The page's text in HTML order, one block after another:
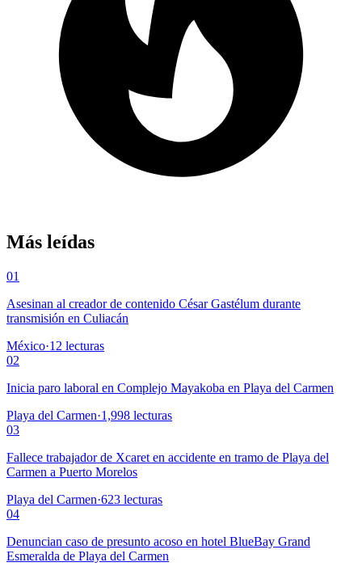
Más leídas
01
Asesinan al creador de contenido César Gastélum durante
transmisión en Culiacán
México·12 lecturas
02
Inicia paro laboral en Complejo Mayakoba en Playa del Carmen
Playa del Carmen·1,998 lecturas
03
Fallece trabajador de Xcaret en accidente en tramo de Playa del
Carmen a Puerto Morelos
Playa del Carmen·623 lecturas
04
Denuncian caso de presunto acoso en hotel BlueBay Grand
Esmeralda de Playa del Carmen